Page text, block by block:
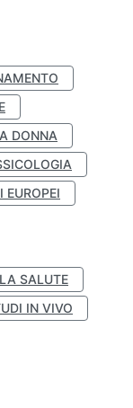
DONNA
EUROPEI
SALUTE
IN VIVO